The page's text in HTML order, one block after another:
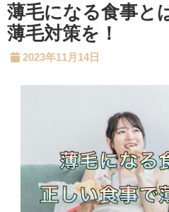
薄毛になる食事と
薄毛対策を！
2023年11月14日